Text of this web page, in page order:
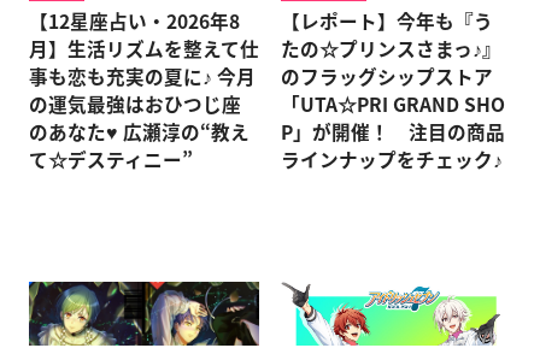
【12星座占い・2026年8
月】生活リズムを整えて仕
事も恋も充実の夏に♪ 今月
の運気最強はおひつじ座
のあなた♥ 広瀬淳の“教え
て☆デスティニー”
【レポート】今年も『う
たの☆プリンスさまっ♪』
のフラッグシップストア
「UTA☆PRI GRAND SHO
P」が開催！ 注目の商品
ラインナップをチェック♪